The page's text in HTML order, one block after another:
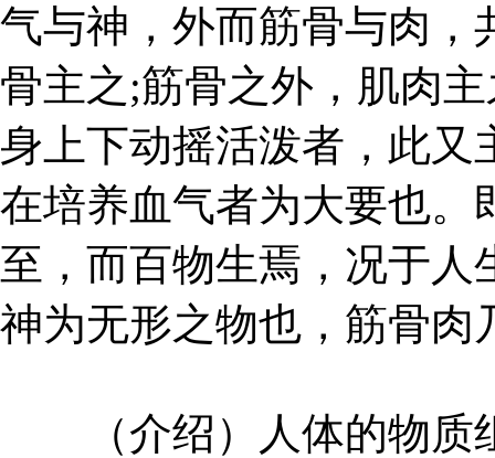
气与神，外而筋骨与肉，
骨主之;筋骨之外，肌肉
身上下动摇活泼者，此又
在培养血气者为大要也。
至，而百物生焉，况于人
神为无形之物也，筋骨肉
（介绍）人体的物质